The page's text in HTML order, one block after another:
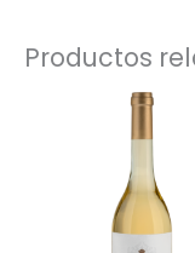
Productos